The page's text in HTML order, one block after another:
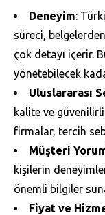
Deneyim:
süreci,
çok detayı içerir.
yönetebilecek
Uluslararası
kalite ve
firmalar, tercih
Müşteri
kişilerin
önemli bilgiler
Fiyat ve